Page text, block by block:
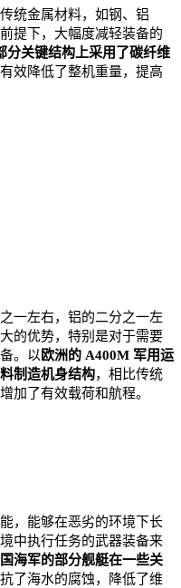
统金属材料，如钢、铝
提下，大幅度减轻装备的
分关键结构上采用了碳纤维
效降低了整机重量，提高
一左右，铝的二分之一左
的优势，特别是对于需要
。以欧洲的 A400M 军用运
制造机身结构，相比传统
加了有效载荷和航程。
，能够在恶劣的环境下长
中执行任务的武器装备来
海军的部分舰艇在一些关
了海水的腐蚀，降低了维